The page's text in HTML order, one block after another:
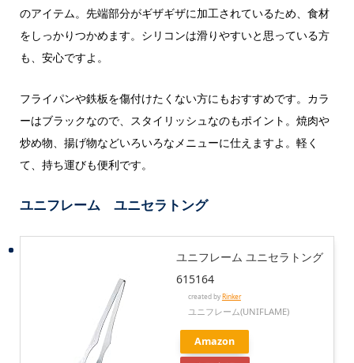
のアイテム。先端部分がギザギザに加工されているため、食材
をしっかりつかめます。シリコンは滑りやすいと思っている方
も、安心ですよ。
フライパンや鉄板を傷付けたくない方にもおすすめです。カラ
ーはブラックなので、スタイリッシュなのもポイント。焼肉や
炒め物、揚げ物などいろいろなメニューに仕えますよ。軽く
て、持ち運びも便利です。
ユニフレーム ユニセラトング
ユニフレーム ユニセラトング
615164
created byRinker
ユニフレーム(UNIFLAME)
Amazon